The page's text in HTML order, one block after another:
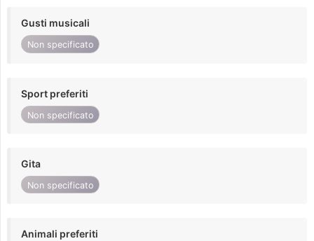
Gusti musicali
Non specificato
Sport preferiti
Non specificato
Gita
Non specificato
Animali preferiti